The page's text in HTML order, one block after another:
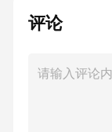
验原理和实
学习效率。
评论